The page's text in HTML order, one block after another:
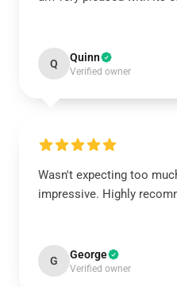
Q Quinn
Verified owner
Wasn't expecting too
impressive. Highly
G George
Verified owner